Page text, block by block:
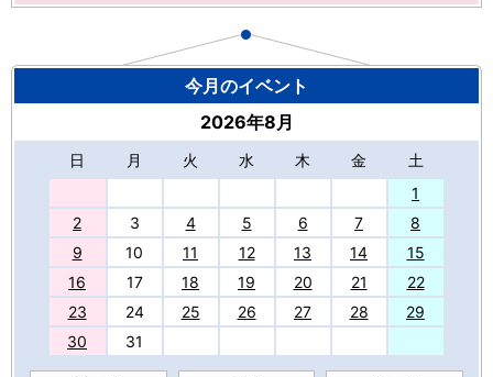
今月のイベント
2026年8月
日 月 火 水 木 金
土
1
2
3 4 5 6 7
8
9
10 11 12 13 14
15
16
17 18 19 20 21
22
23
24 25 26 27 28
29
30
31